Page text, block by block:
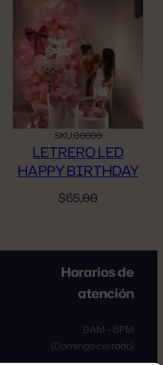
SKU:00000
LETRERO LED
HAPPY BIRTHDAY
$65,00
Horarios de
atención
9AM – 6PM
(Domingo cerrado)